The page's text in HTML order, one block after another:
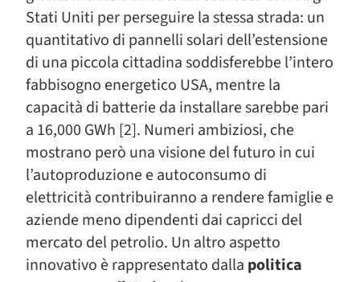
Stati Uniti per perseguire la stessa strada: un
quantitativo di pannelli solari dell’estensione
di una piccola cittadina soddisferebbe l’intero
fabbisogno energetico USA, mentre la
capacità di batterie da installare sarebbe pari
a 16,000 GWh [2]. Numeri ambiziosi, che
mostrano però una visione del futuro in cui
l’autoproduzione e autoconsumo di
elettricità contribuiranno a rendere famiglie e
aziende meno dipendenti dai capricci del
mercato del petrolio. Un altro aspetto
innovativo è rappresentato dalla politica